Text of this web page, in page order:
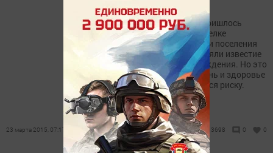
Из-за угрозы обрушения пришлось
закрыть детский сад в поселке
Новониколаевский. Жители поселения
очень болезненно восприняли известие
о закрытии детского учреждения. Но это
мера оправдана, ведь жизнь и здоровье
детей не могут подвергаться риску.
23 марта 2015, 07:17 3698 0 0